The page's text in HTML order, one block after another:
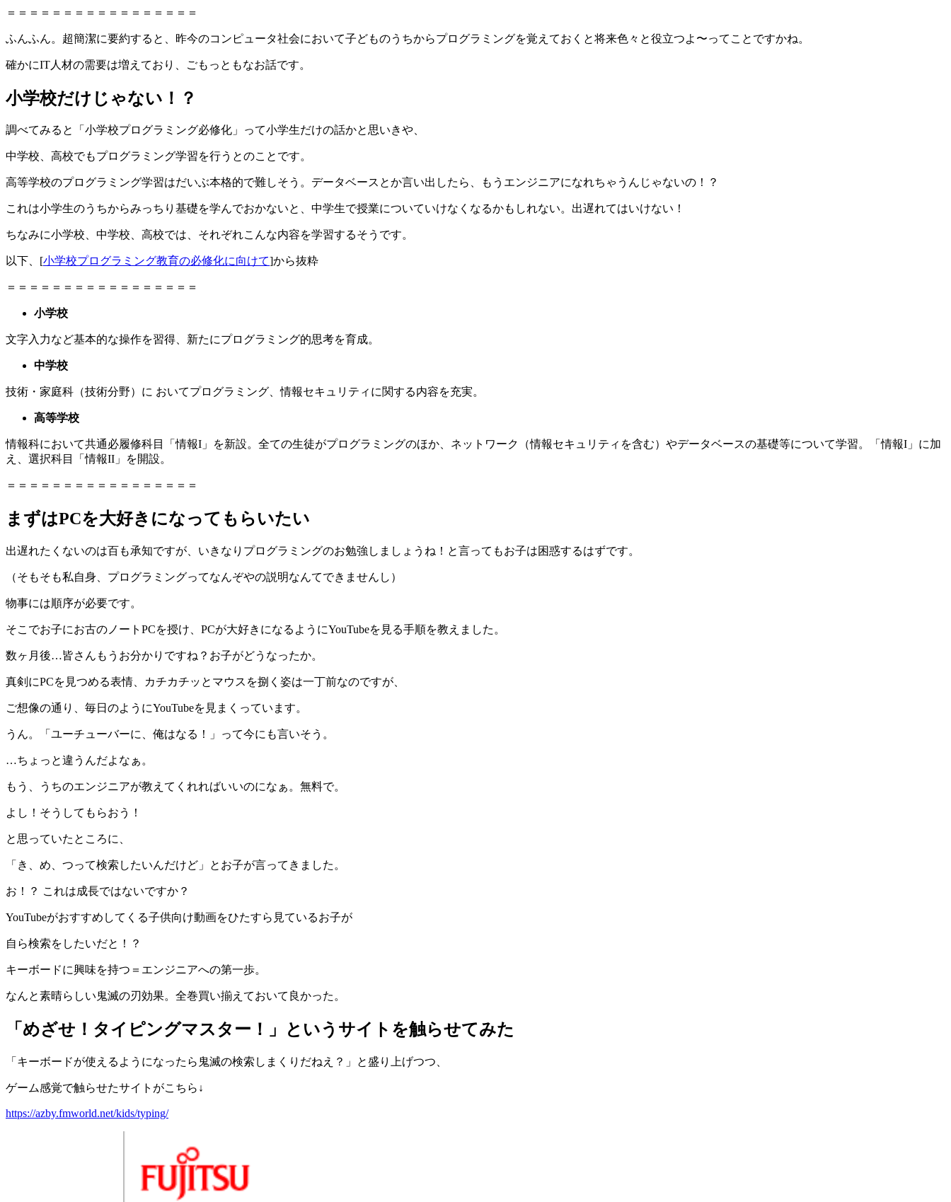
＝＝＝＝＝＝＝＝＝＝＝＝＝＝＝＝＝
ふんふん。超簡潔に要約すると、昨今のコンピュータ社会において子どものうちからプログラミングを覚えておくと将来色々と役立つよ〜ってことですかね。
確かにIT人材の需要は増えており、ごもっともなお話です。
小学校だけじゃない！？
調べてみると「小学校プログラミング必修化」って小学生だけの話かと思いきや、
中学校、高校でもプログラミング学習を行うとのことです。
高等学校のプログラミング学習はだいぶ本格的で難しそう。データベースとか言い出したら、もうエンジニアになれちゃうんじゃないの！？
これは小学生のうちからみっちり基礎を学んでおかないと、中学生で授業についていけなくなるかもしれない。出遅れてはいけない！
ちなみに小学校、中学校、高校では、それぞれこんな内容を学習するそうです。
以下、[小学校プログラミング教育の必修化に向けて]から抜粋
＝＝＝＝＝＝＝＝＝＝＝＝＝＝＝＝＝
小学校
文字入力など基本的な操作を習得、新たにプログラミング的思考を育成。
中学校
技術・家庭科（技術分野）に おいてプログラミング、情報セキュリティに関する内容を充実。
高等学校
情報科において共通必履修科目「情報I」を新設。全ての生徒がプログラミングのほか、ネットワーク（情報セキュリティを含む）やデータベースの基礎等について学習。「情報I」に加
え、選択科目「情報II」を開設。
＝＝＝＝＝＝＝＝＝＝＝＝＝＝＝＝＝
まずはPCを大好きになってもらいたい
出遅れたくないのは百も承知ですが、いきなりプログラミングのお勉強しましょうね！と言ってもお子は困惑するはずです。
（そもそも私自身、プログラミングってなんぞやの説明なんてできませんし）
物事には順序が必要です。
そこでお子にお古のノートPCを授け、PCが大好きになるようにYouTubeを見る手順を教えました。
数ヶ月後…皆さんもうお分かりですね？お子がどうなったか。
真剣にPCを見つめる表情、カチカチッとマウスを捌く姿は一丁前なのですが、
ご想像の通り、毎日のようにYouTubeを見まくっています。
うん。「ユーチューバーに、俺はなる！」って今にも言いそう。
…ちょっと違うんだよなぁ。
もう、うちのエンジニアが教えてくれればいいのになぁ。無料で。
よし！そうしてもらおう！
と思っていたところに、
「き、め、つって検索したいんだけど」とお子が言ってきました。
お！？ これは成長ではないですか？
YouTubeがおすすめしてくる子供向け動画をひたすら見ているお子が
自ら検索をしたいだと！？
キーボードに興味を持つ＝エンジニアへの第一歩。
なんと素晴らしい鬼滅の刃効果。全巻買い揃えておいて良かった。
「めざせ！タイピングマスター！」というサイトを触らせてみた
「キーボードが使えるようになったら鬼滅の検索しまくりだねえ？」と盛り上げつつ、
ゲーム感覚で触らせたサイトがこちら↓
https://azby.fmworld.net/kids/typing/